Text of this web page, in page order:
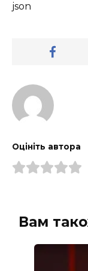
json
Оцініть автора
Вам